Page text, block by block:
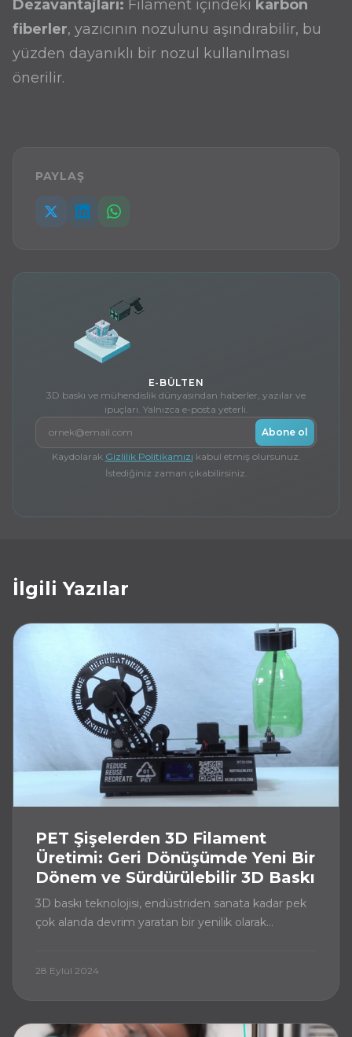
Dezavantajları: Filament içindeki karbon
fiberler, yazıcının nozulunu aşındırabilir, bu
yüzden dayanıklı bir nozul kullanılması
önerilir.
PAYLAŞ
E-BÜLTEN
3D baskı ve mühendislik dünyasından haberler, yazılar ve
ipuçları. Yalnızca e-posta yeterli.
E-posta Abone ol
Kaydolarak Gizlilik Politikamızı kabul etmiş olursunuz.
İstediğiniz zaman çıkabilirsiniz.
İlgili Yazılar
PET Şişelerden 3D Filament
Üretimi: Geri Dönüşümde Yeni Bir
Dönem ve Sürdürülebilir 3D Baskı
3D baskı teknolojisi, endüstriden sanata kadar pek
çok alanda devrim yaratan bir yenilik olarak
28 Eylül 2024